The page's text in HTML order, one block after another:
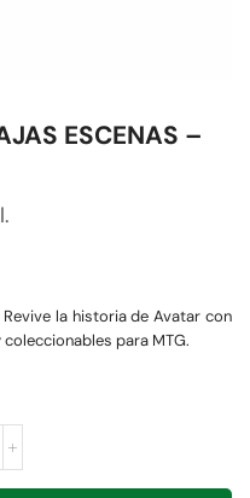
ESCENAS –
la historia de Avatar con
para MTG.